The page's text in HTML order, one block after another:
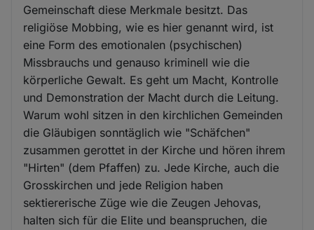
Gemeinschaft diese Merkmale besitzt. Das
religiöse Mobbing, wie es hier genannt wird, ist
eine Form des emotionalen (psychischen)
Missbrauchs und genauso kriminell wie die
körperliche Gewalt. Es geht um Macht, Kontrolle
und Demonstration der Macht durch die Leitung.
Warum wohl sitzen in den kirchlichen Gemeinden
die Gläubigen sonntäglich wie "Schäfchen"
zusammen gerottet in der Kirche und hören ihrem
"Hirten" (dem Pfaffen) zu. Jede Kirche, auch die
Grosskirchen und jede Religion haben
sektiererische Züge wie die Zeugen Jehovas,
halten sich für die Elite und beanspruchen, die